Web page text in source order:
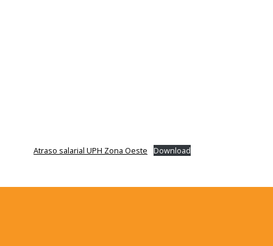
Atraso salarial UPH Zona Oeste Download